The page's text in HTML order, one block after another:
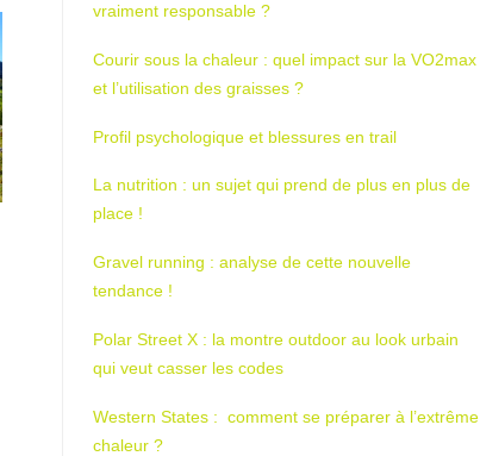
vraiment responsable ?
Courir sous la chaleur : quel impact sur la VO2max
et l’utilisation des graisses ?
Profil psychologique et blessures en trail
La nutrition : un sujet qui prend de plus en plus de
place !
Gravel running : analyse de cette nouvelle
tendance !
Polar Street X : la montre outdoor au look urbain
qui veut casser les codes
Western States : comment se préparer à l’extrême
chaleur ?